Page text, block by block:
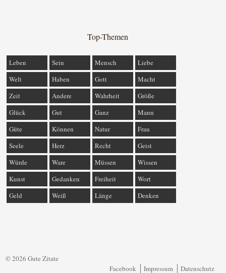
Top-Themen
Leben Sein Mensch
Liebe
Welt
Haben Gott
Macht
Zeit
Andere Wahrheit
Größe
Glück
Gut Ganz
Mann
Güte
Können Natur
Frau
Seele
Herz Recht
Geist
Würde
Ware Müssen
Wissen
Kunst
Gedanken Freiheit
Wort
Geld
Weiß Länge Denken
© 2026 Gute Zitate
Facebook
Impressum Datenschutz